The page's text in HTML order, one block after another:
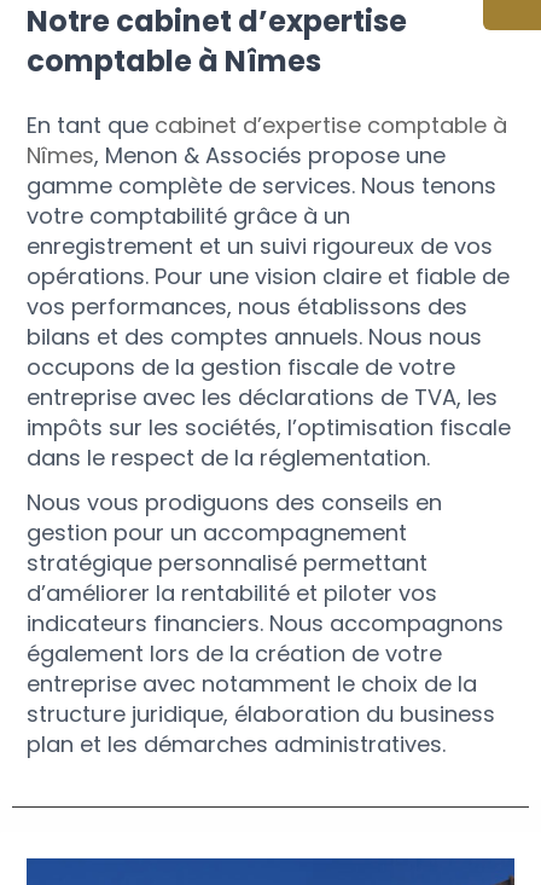
Notre cabinet d’expertise
comptable à Nîmes
En tant que cabinet d’expertise comptable à
Nîmes, Menon & Associés propose une
gamme complète de services. Nous tenons
votre comptabilité grâce à un
enregistrement et un suivi rigoureux de vos
opérations. Pour une vision claire et fiable de
vos performances, nous établissons des
bilans et des comptes annuels. Nous nous
occupons de la gestion fiscale de votre
entreprise avec les déclarations de TVA, les
impôts sur les sociétés, l’optimisation fiscale
dans le respect de la réglementation.
Nous vous prodiguons des conseils en
gestion pour un accompagnement
stratégique personnalisé permettant
d’améliorer la rentabilité et piloter vos
indicateurs financiers. Nous accompagnons
également lors de la création de votre
entreprise avec notamment le choix de la
structure juridique, élaboration du business
plan et les démarches administratives.